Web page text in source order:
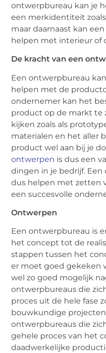
ontwerpbureau kan je
een merkidentiteit
maar daarnaast kan
helpen met interieur of
De kracht van een
Een ontwerpbureau
helpen met de
ondernemer kan het
product op de markt te
kijken zoals als
materialen en het aller
product wel aan bij je
ontwerpen is dus een
dingen in je bedrijf.
dus helpen met zetten
een succesvolle
Ontwerpen
Een ontwerpbureau is
het concept tot de
stappen tussen het
er moet goed gekeken
wel zo goed mogelijk
ontwerpbureaus die
proces uit de hele fase
bouwkundige
ontwerpbureaus die
gehele proces van het
daadwerkelijke